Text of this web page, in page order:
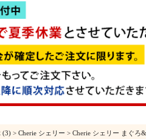
(3) > Cherie シェリー > Cherie シェリー まぐろ